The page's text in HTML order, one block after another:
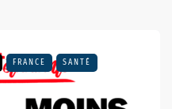
FRANCE SANTÉ